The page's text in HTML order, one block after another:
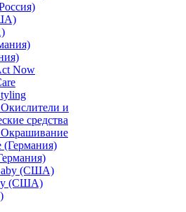
Now
и
средства
(США)